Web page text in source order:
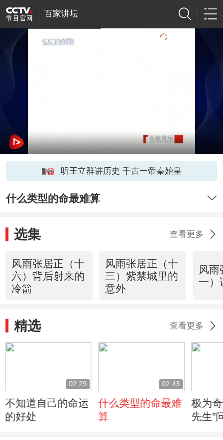
百家讲坛
听王立群讲历史 千古一帝秦始皇
什么类型的命最难算
选集 查看更多
风雨张居正（十
六）背后射来的
冷箭
风雨张居正（十
三）紫禁城里的
意外
风雨
一）
精选 查看更多
02:29
不知道自己的命运
的好处
02:43
什么类型的命最难
算
极为
先生”